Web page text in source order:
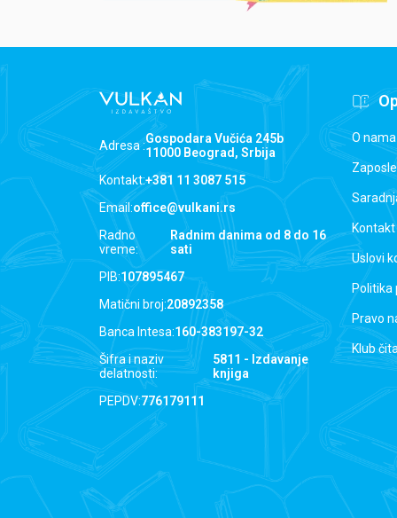
Adresa :Gospodara Vučića 245b
11000 Beograd, Srbija
Kontakt:+381 11 3087 515
Email:office@vulkani.rs
Radno
vreme:
Radnim danima od 8 do 16
sati
PIB:107895467
Matični broj:20892358
Banca Intesa:160-383197-32
Šifra i naziv
delatnosti:
5811 - Izdavanje
knjiga
PEPDV:776179111
O nama
Kontakt
Uslovi
Politika
Pravo
Klub